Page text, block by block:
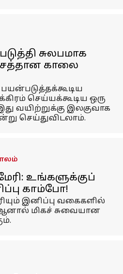
சுலபமாக
சத்தான காலை
செய்யக்கூடிய ஒரு
வயிற்றுக்கு இலகுவாக
செய்துவிடலாம்.
உங்களுக்குப்
காம்போ!
இனிப்பு வகைகளில்
ஆனால் மிகச் சுவையான